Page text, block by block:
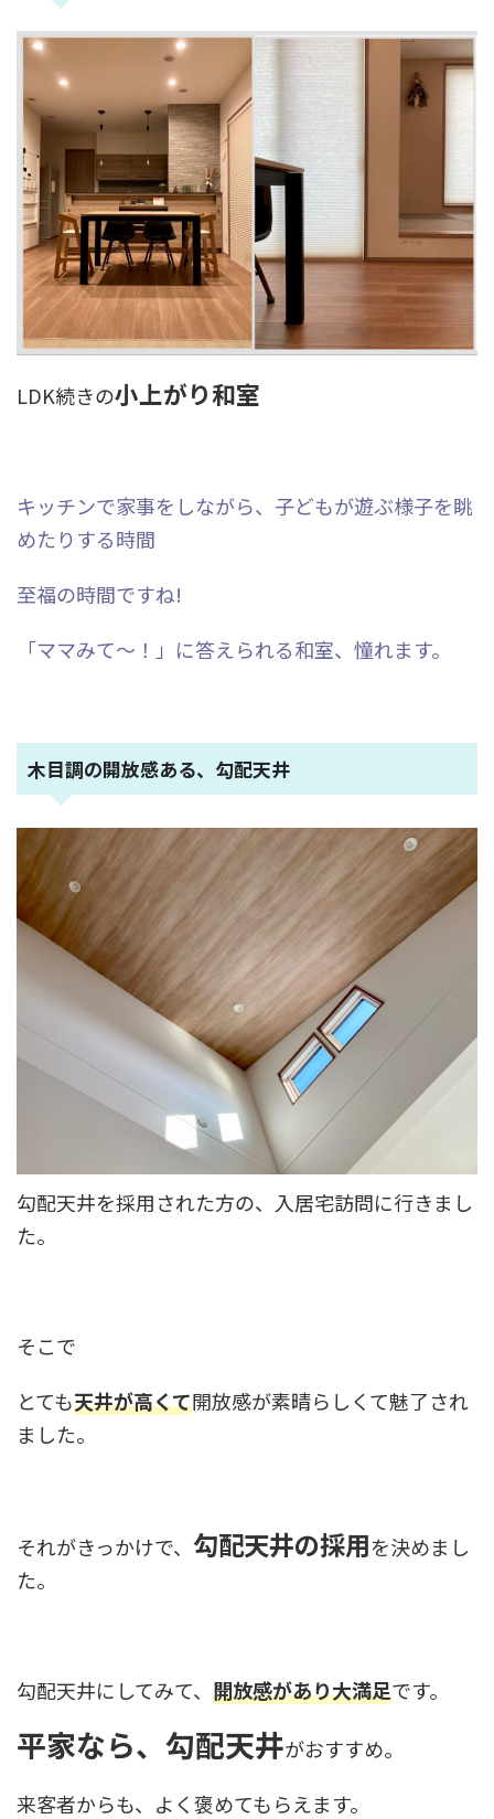
LDK続きの小上がり和室
キッチンで家事をしながら、子どもが遊ぶ様子を眺
めたりする時間
至福の時間ですね!
「ママみて〜！」に答えられる和室、憧れます。
木目調の開放感ある、勾配天井
勾配天井を採用された方の、入居宅訪問に行きまし
た。
そこで
とても天井が高くて開放感が素晴らしくて魅了され
ました。
それがきっかけで、 勾配天井の採用を決めまし
た。
勾配天井にしてみて、 開放感があり大満足です。
平家なら、勾配天井がおすすめ。
来客者からも、よく褒めてもらえます。